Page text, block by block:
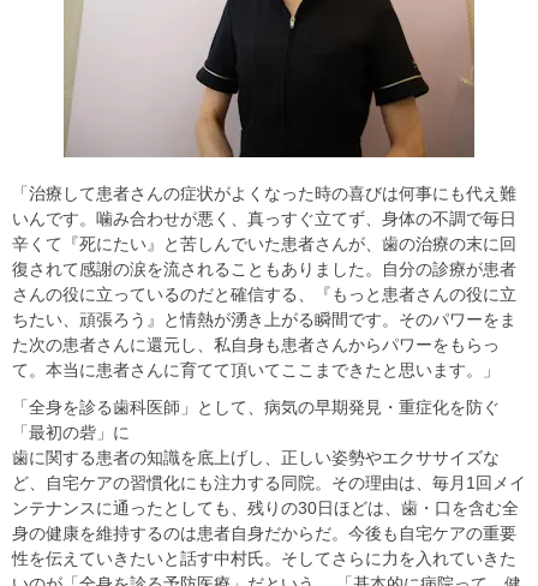
「治療して患者さんの症状がよくなった時の喜びは何事にも代え難
いんです。噛み合わせが悪く、真っすぐ立てず、身体の不調で毎日
辛くて『死にたい』と苦しんでいた患者さんが、歯の治療の末に回
復されて感謝の涙を流されることもありました。自分の診療が患者
さんの役に立っているのだと確信する、『もっと患者さんの役に立
ちたい、頑張ろう』と情熱が湧き上がる瞬間です。そのパワーをま
た次の患者さんに還元し、私自身も患者さんからパワーをもらっ
て。本当に患者さんに育てて頂いてここまできたと思います。」
「全身を診る歯科医師」として、病気の早期発見・重症化を防ぐ
「最初の砦」に
歯に関する患者の知識を底上げし、正しい姿勢やエクササイズな
ど、自宅ケアの習慣化にも注力する同院。その理由は、毎月1回メイ
ンテナンスに通ったとしても、残りの30日ほどは、歯・口を含む全
身の健康を維持するのは患者自身だからだ。今後も自宅ケアの重要
性を伝えていきたいと話す中村氏。そしてさらに力を入れていきた